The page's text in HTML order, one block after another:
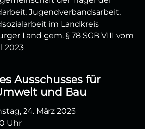
Jugendverbandsarbeit,
im Landkreis
Land gem. § 78 SGB VIII vom
2023
Ausschusses für
und Bau
24. März 2026
Uhr